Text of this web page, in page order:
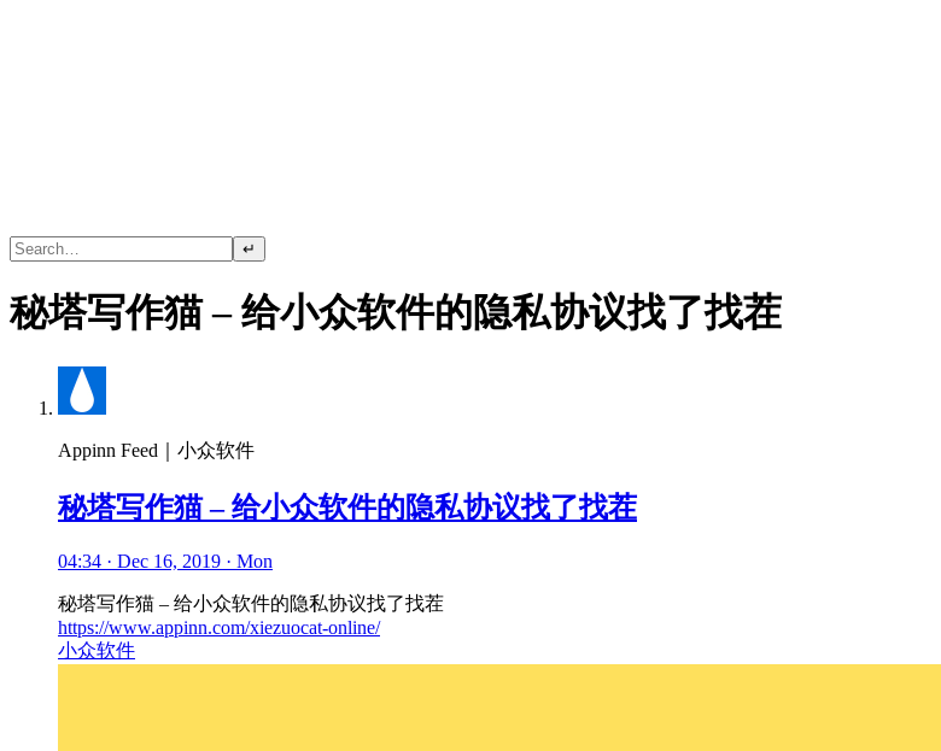
↵
秘塔写作猫 – 给小众软件的隐私协议找了找茬
Appinn Feed｜小众软件
秘塔写作猫 – 给小众软件的隐私协议找了找茬
04:34 · Dec 16, 2019 · Mon
秘塔写作猫 – 给小众软件的隐私协议找了找茬
https://www.appinn.com/xiezuocat-online/
小众软件